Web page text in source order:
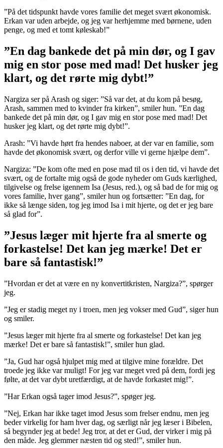
”På det tidspunkt havde vores familie det meget svært økonomisk.
Erkan var uden arbejde, og jeg var herhjemme med børnene, uden
penge, og med et tomt køleskab!”
”En dag bankede det på min dør, og I gav
mig en stor pose med mad! Det husker jeg
klart, og det rørte mig dybt!”
Nargiza ser på Arash og siger: ”Så var det, at du kom på besøg,
Arash, sammen med to kvinder fra kirken”, smiler hun. ”En dag
bankede det på min dør, og I gav mig en stor pose med mad! Det
husker jeg klart, og det rørte mig dybt!”.
Arash: ”Vi havde hørt fra hendes naboer, at der var en familie, som
havde det økonomisk svært, og derfor ville vi gerne hjælpe dem”.
Nargiza: ”De kom ofte med en pose mad til os i den tid, vi havde det
svært, og de fortalte mig også de gode nyheder om Guds kærlighed,
tilgivelse og frelse igennem Isa (Jesus, red.), og så bad de for mig og
vores familie, hver gang”, smiler hun og fortsætter: ”En dag, for
ikke så længe siden, tog jeg imod Isa i mit hjerte, og det er jeg bare
så glad for”.
”Jesus læger mit hjerte fra al smerte og
forkastelse! Det kan jeg mærke! Det er
bare så fantastisk!”
”Hvordan er det at være en ny konvertitkristen, Nargiza?”, spørger
jeg.
”Jeg er stadig meget ny i troen, men jeg vokser med Gud”, siger hun
og smiler.
”Jesus læger mit hjerte fra al smerte og forkastelse! Det kan jeg
mærke! Det er bare så fantastisk!”, smiler hun glad.
”Ja, Gud har også hjulpet mig med at tilgive mine forældre. Det
troede jeg ikke var muligt! For jeg var meget vred på dem, fordi jeg
følte, at det var dybt uretfærdigt, at de havde forkastet mig!”.
”Har Erkan også tager imod Jesus?”, spøger jeg.
”Nej, Erkan har ikke taget imod Jesus som frelser endnu, men jeg
beder virkelig for ham hver dag, og særligt når jeg læser i Bibelen,
så begynder jeg at bede! Jeg tror, at det er Gud, der virker i mig på
den måde. Jeg glemmer næsten tid og sted!”, smiler hun.